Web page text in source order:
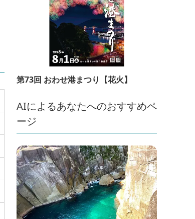
第73回 おわせ港まつり【花火】
AIによるあなたへのおすすめペ
ージ